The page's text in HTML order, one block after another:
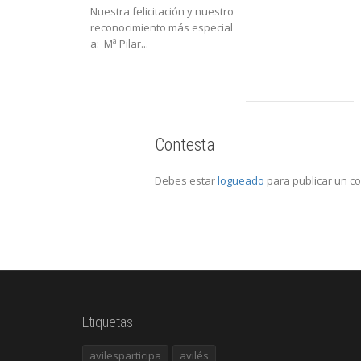
Nuestra felicitación y nuestro
reconocimiento más especial
a: Mª Pilar...
Contesta
Debes estarlogueado para publicar un
Etiquetas
avilesparticipa avilés